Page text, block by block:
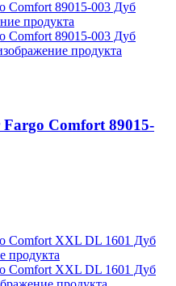
Comfort 89015-